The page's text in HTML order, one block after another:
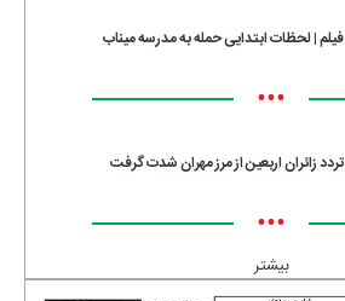
فیلم | لحظات ابتدایی حمله به مدرسه میناب
•••
تردد زائران اربعین از مرز مهران شدت گرفت
•••
بیشتر